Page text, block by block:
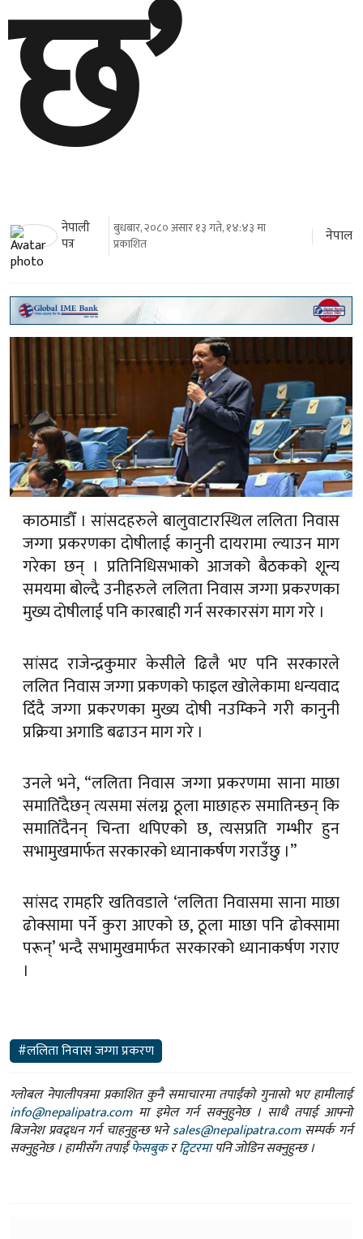
छ’
नेपाली
पत्र
बुधबार, २०८० असार १३ गते, १४:४३ मा
प्रकाशित
नेपाल
काठमाडौँ । सांसदहरुले बालुवाटारस्थिल ललिता निवास
जग्गा प्रकरणका दोषीलाई कानुनी दायरामा ल्याउन माग
गरेका छन् । प्रतिनिधिसभाको आजको बैठकको शून्य
समयमा बोल्दै उनीहरुले ललिता निवास जग्गा प्रकरणका
मुख्य दोषीलाई पनि कारबाही गर्न सरकारसंग माग गरे ।
सांसद राजेन्द्रकुमार केसीले ढिलै भए पनि सरकारले
ललित निवास जग्गा प्रकणको फाइल खोलेकामा धन्यवाद
दिँदै जग्गा प्रकरणका मुख्य दोषी नउम्किने गरी कानुनी
प्रक्रिया अगाडि बढाउन माग गरे ।
उनले भने, “ललिता निवास जग्गा प्रकरणमा साना माछा
समातिँदैछन् त्यसमा संलग्न ठूला माछाहरु समातिन्छन् कि
समातिँदैनन् चिन्ता थपिएको छ, त्यसप्रति गम्भीर हुन
सभामुखमार्फत सरकारको ध्यानाकर्षण गराउँछु ।”
सांसद रामहरि खतिवडाले ‘ललिता निवासमा साना माछा
ढोक्सामा पर्ने कुरा आएको छ, ठूला माछा पनि ढोक्सामा
परून्’ भन्दै सभामुखमार्फत सरकारको ध्यानाकर्षण गराए
।
#ललिता निवास जग्गा प्रकरण
ग्लोबल नेपालीपत्रमा प्रकाशित कुनै समाचारमा तपाईंको गुनासो भए हामीलाई
info@nepalipatra.comमा इमेल गर्न सक्नुहुनेछ । साथै तपाई आफ्नो
बिजनेश प्रवद्र्धन गर्न चाहनुहुन्छ भनेsales@nepalipatra.comसम्पर्क गर्न
सक्नुहुनेछ । हामीसँग तपाईंफेसबुकरट्विटरमापनि जोडिन सक्नुहुन्छ ।